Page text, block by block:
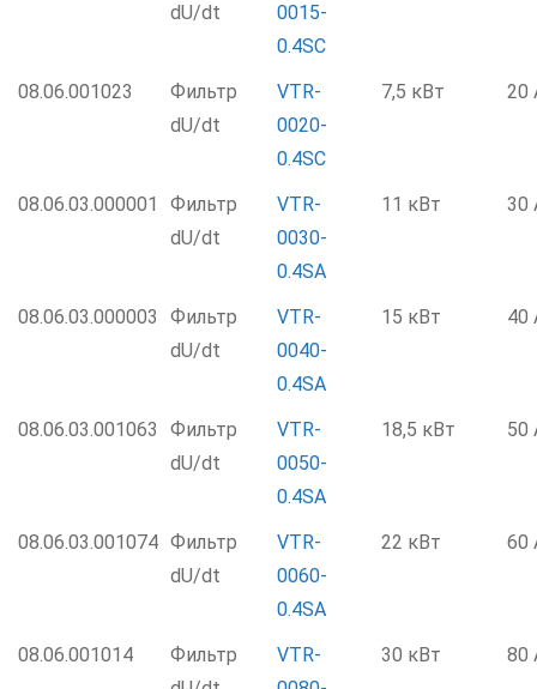
dU/dt
0015-
0.4SC
08.06.001023
Фильтр
dU/dt
VTR-
0020-
0.4SC
7,5 кВт 20
08.06.03.000001
Фильтр
dU/dt
VTR-
0030-
0.4SA
11 кВт 30
08.06.03.000003
Фильтр
dU/dt
VTR-
0040-
0.4SA
15 кВт 40
08.06.03.001063
Фильтр
dU/dt
VTR-
0050-
0.4SA
18,5 кВт 50
08.06.03.001074 Фильтр
dU/dt
VTR-
0060-
0.4SA
22 кВт 60
08.06.001014
Фильтр
VTR-
30 кВт 80